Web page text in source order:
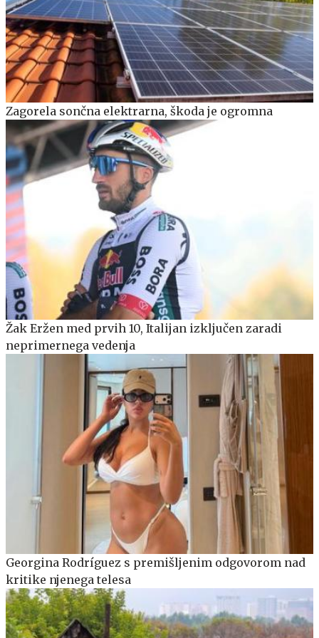
Zagorela sončna elektrarna, škoda je ogromna
Žak Eržen med prvih 10, Italijan izključen zaradi
neprimernega vedenja
Georgina Rodríguez s premišljenim odgovorom nad
kritike njenega telesa